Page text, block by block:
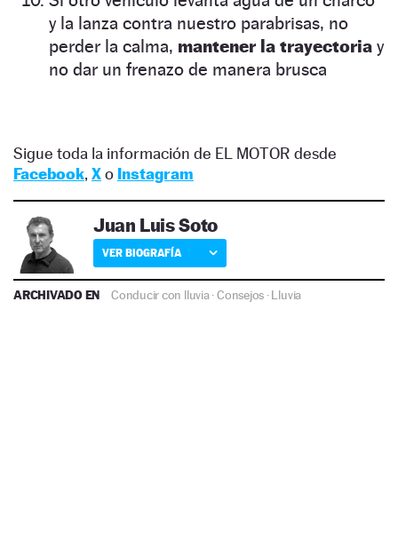
y la lanza contra nuestro parabrisas, no
perder la calma, mantener la trayectoria y
no dar un frenazo de manera brusca
Sigue toda la información de EL MOTOR desde
Facebook, Xo Instagram
Juan Luis Soto
VER BIOGRAFÍA
ARCHIVADO EN Conducir con lluvia·Consejos ·Lluvia